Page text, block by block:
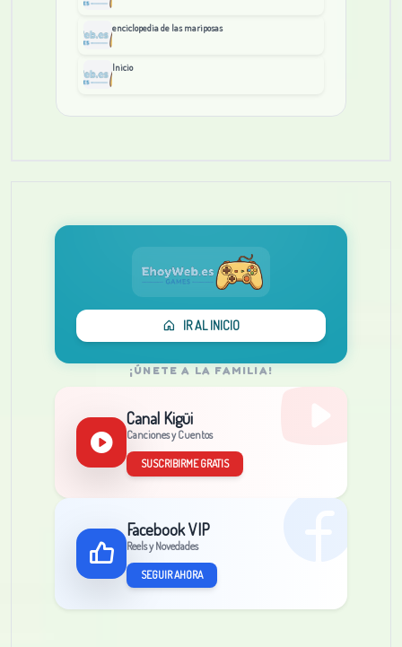
enciclopedia de las mariposas
Inicio
IR AL INICIO
¡ÚNETE A LA FAMILIA!
Canal Kigüi
Canciones y Cuentos
SUSCRIBIRME GRATIS
Facebook VIP
Reels y Novedades
SEGUIR AHORA